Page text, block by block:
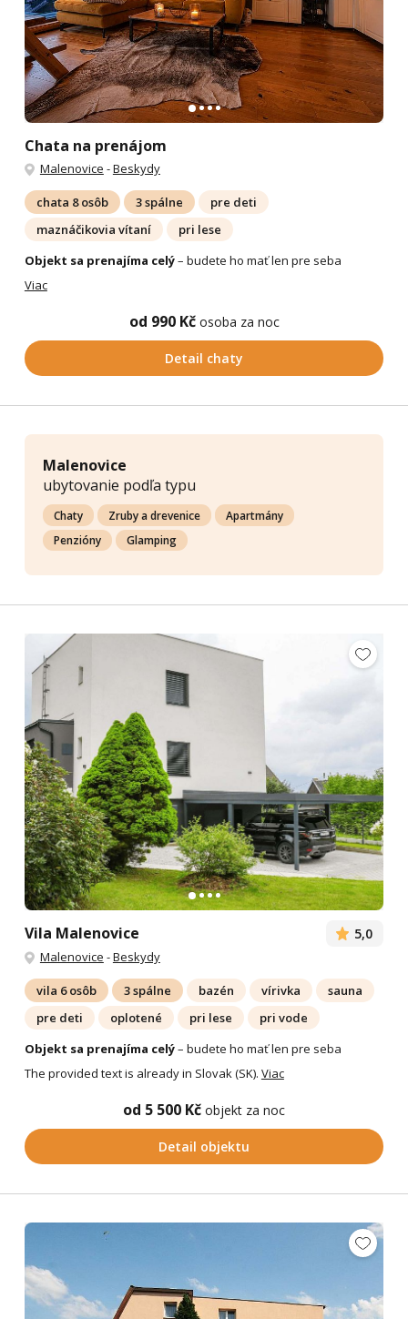
Chata na prenájom
Malenovice -Beskydy
chata 8 osôb 3 spálne
pre deti
maznáčikovia vítaní
pri lese
Objekt sa prenajíma celý– budete ho mať len pre seba
Viac
od 990 Kč osoba za noc
Detail chaty
Malenovice
ubytovanie podľa typu
Chaty Zruby a drevenice
Apartmány
Penzióny
Glamping
Vila Malenovice 5,0
Malenovice -Beskydy
vila 6 osôb 3 spálne bazén vírivka
sauna
pre deti
oplotené pri lese
pri vode
Objekt sa prenajíma celý– budete ho mať len pre seba
The provided text is already in Slovak (SK). Viac
od 5 500 Kč objekt za noc
Detail objektu